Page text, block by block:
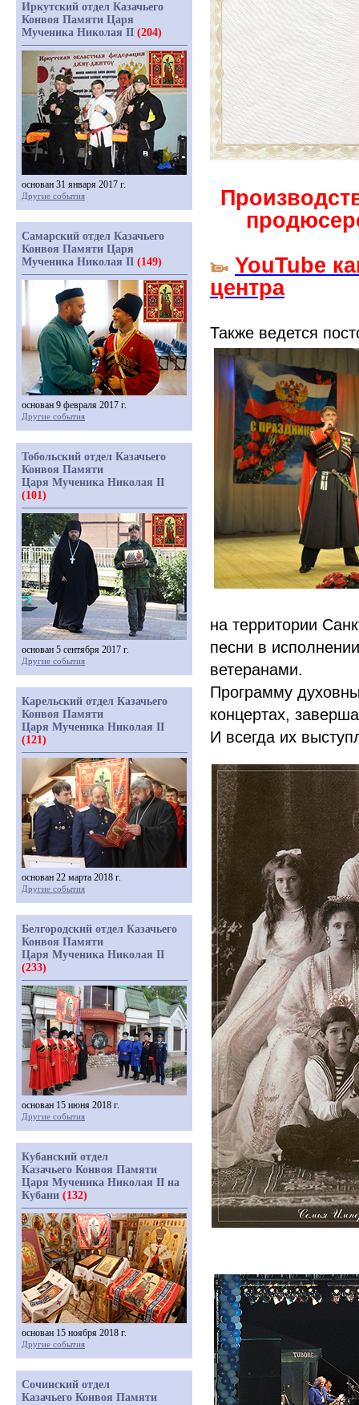
YouTube
центра
Также ведется
на территории
песни в
ветеранами.
Программу
концертах,
И всегда их
Иркутский отдел Казачьего
Конвоя Памяти Царя
Мученика Николая II (204)
основан 31 января 2017 г.
Другие события
Самарский отдел Казачьего
Конвоя Памяти Царя
Мученика Николая II (149)
основан 9 февраля 2017 г.
Другие события
Тобольский отдел Казачьего
Конвоя Памяти
Царя Мученика Николая II
(101)
основан 5 сентября 2017 г.
Другие события
Карельский отдел Казачьего
Конвоя Памяти
Царя Мученика Николая II
(121)
основан 22 марта 2018 г.
Другие события
Белгородский отдел Казачьего
Конвоя Памяти
Царя Мученика Николая II
(233)
основан 15 июня 2018 г.
Другие события
Кубанский отдел
Казачьего Конвоя Памяти
Царя Мученика Николая II на
Кубани (132)
основан 15 ноября 2018 г.
Другие события
Сочинский отдел
Казачьего Конвоя Памяти